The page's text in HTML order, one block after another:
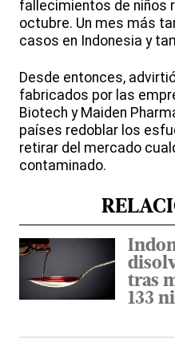
fallecimientos de niños
octubre. Un mes más
casos en Indonesia y
Desde entonces,
fabricados por las
Biotech y Maiden
países redoblar los
retirar del mercado
contaminado.
tras
133